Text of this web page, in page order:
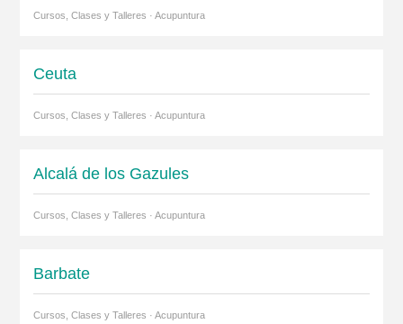
Cursos, Clases y Talleres · Acupuntura
Ceuta
Cursos, Clases y Talleres · Acupuntura
Alcalá de los Gazules
Cursos, Clases y Talleres · Acupuntura
Barbate
Cursos, Clases y Talleres · Acupuntura